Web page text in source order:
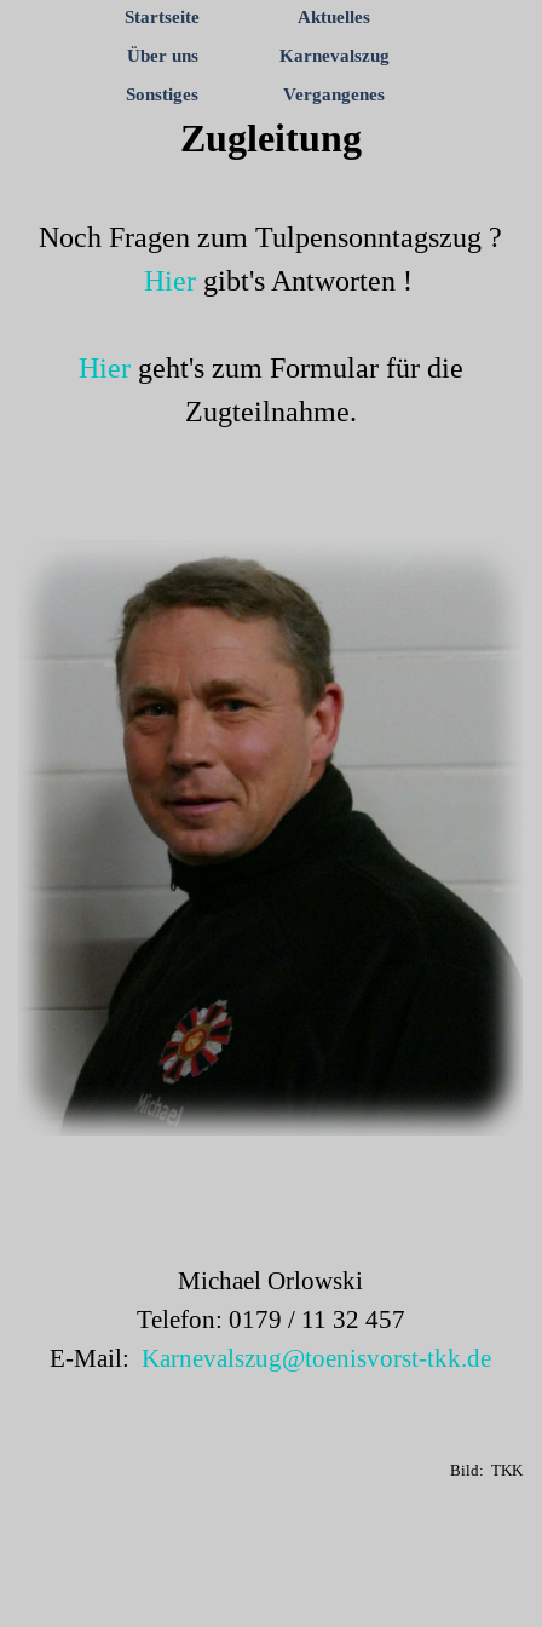
Startseite
Aktuelles
Über uns
Karnevalszug
Sonstiges
Vergangenes
Zugleitung
Noch Fragen zum Tulpensonntagszug ?
Hiergibt's Antworten !
Hiergeht's zum Formular für die
Zugteilnahme.
Michael Orlowski
Telefon: 0179 / 11 32 457
E-Mail:Karnevalszug@toenisvorst-tkk.de
Bild: TKK